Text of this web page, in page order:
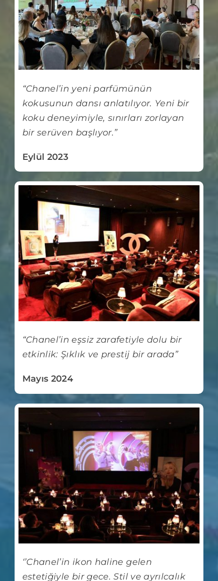
“Chanel’in yeni parfümünün
kokusunun dansı anlatılıyor. Yeni bir
koku deneyimiyle, sınırları zorlayan
bir serüven başlıyor.”
Eylül 2023
“Chanel’in eşsiz zarafetiyle dolu bir
etkinlik: Şıklık ve prestij bir arada”
Mayıs 2024
‘’Chanel’in ikon haline gelen
estetiğiyle bir gece. Stil ve ayrılcalık